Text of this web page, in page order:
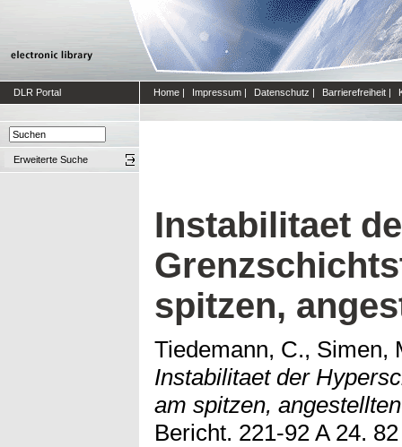
DLR Portal Home | Impressum | Datenschutz | Barrierefreiheit |
Erweiterte Suche
Instabilitaet
spitzen,
Tiedemann, C.,
Instabilitaet der
am spitzen,
Bericht. 221-92 A 24.